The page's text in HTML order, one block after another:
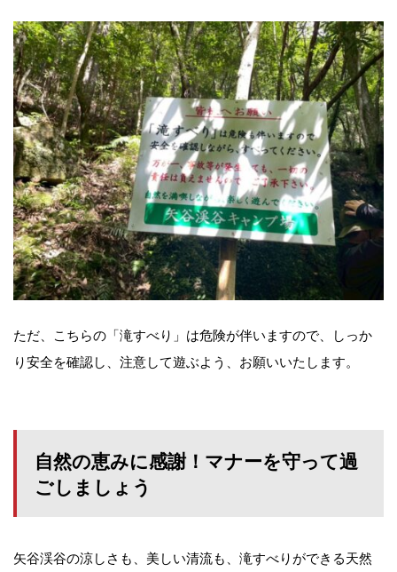
ただ、こちらの「滝すべり」は危険が伴いますので、しっか
り安全を確認し、注意して遊ぶよう、お願いいたします。
自然の恵みに感謝！マナーを守って過
ごしましょう
矢谷渓谷の涼しさも、美しい清流も、滝すべりができる天然